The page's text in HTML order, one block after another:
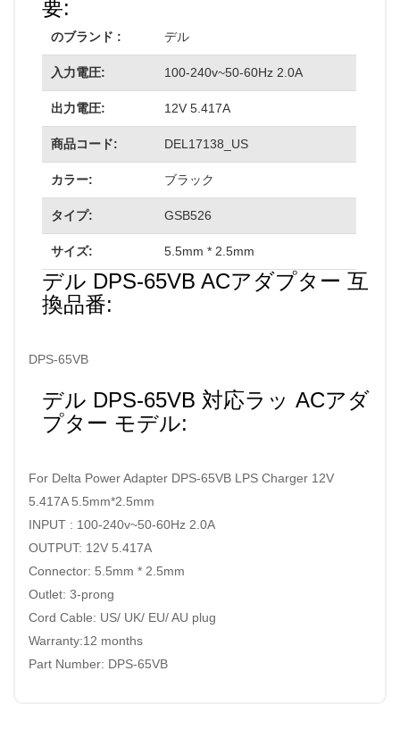
要:
のブランド : デル
入力電圧: 100-240v~50-60Hz 2.0A
出力電圧: 12V 5.417A
商品コード: DEL17138_US
カラー: ブラック
タイプ: GSB526
サイズ: 5.5mm * 2.5mm
デル DPS-65VB ACアダプター 互
換品番:
DPS-65VB
デル DPS-65VB 対応ラッ ACアダ
プター モデル:
For Delta Power Adapter DPS-65VB LPS Charger 12V
5.417A 5.5mm*2.5mm
INPUT : 100-240v~50-60Hz 2.0A
OUTPUT: 12V 5.417A
Connector: 5.5mm * 2.5mm
Outlet: 3-prong
Cord Cable: US/ UK/ EU/ AU plug
Warranty:12 months
Part Number: DPS-65VB